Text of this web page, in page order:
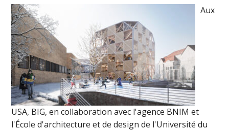
Aux
USA, BIG, en collaboration avec l'agence BNIM et
l'École d'architecture et de design de l'Université du